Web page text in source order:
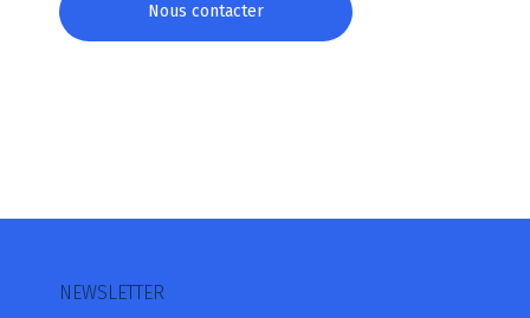
Nous contacter
NEWSLETTER